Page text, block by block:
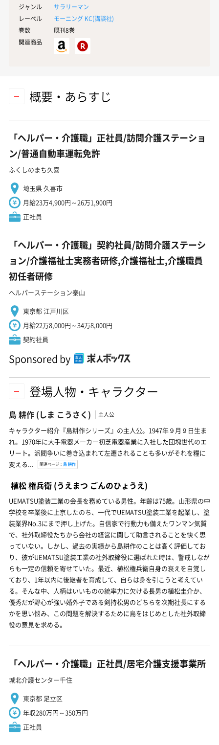
ジャンル
サラリーマン
レーベル
モーニング KC(講談社)
巻数
既刊8巻
関連商品
概要・あらすじ
「ヘルパー・介護職」正社員/訪問介護ステーショ
ン/普通自動車運転免許
ふくしのまち久喜
埼玉県 久喜市
月給23万4,900円～26万1,900円
正社員
「ヘルパー・介護職」契約社員/訪問介護ステーシ
ョン/介護福祉士実務者研修,介護福祉士,介護職員
初任者研修
ヘルパーステーション泰山
東京都 江戸川区
月給22万8,000円～34万8,000円
契約社員
Sponsored by
登場人物・キャラクター
島 耕作 (しま こうさく) 主人公
キャラクター紹介『島耕作シリーズ』の主人公。1947年９月９日生ま
れ。1970年に大手電器メーカー初芝電器産業に入社した団塊世代のエ
リート。派閥争いに巻き込まれて左遷されることも多いがそれを糧に
変える...
関連ページ： 島 耕作
植松 権兵衛 (うえまつ ごんのひょうえ)
UEMATSU塗装工業の会長を務めている男性。年齢は75歳。山形県の中
学校を卒業後に上京したのち、一代でUEMATSU塗装工業を起業し、塗
装業界No.3にまで押し上げた。自信家で行動力も備えたワンマン気質
で、社外取締役たちから会社の経営に関して助言されることを快く思
っていない。しかし、過去の実績から島耕作のことは高く評価してお
り、彼がUEMATSU塗装工業の社外取締役に選ばれた時は、警戒しなが
らも一定の信頼を寄せていた。最近、植松権兵衛自身の衰えを自覚し
ており、1年以内に後継者を育成して、自らは身を引こうと考えてい
る。そんな中、人柄はいいものの統率力に欠ける長男の植松圭介か、
優秀だが野心が強い婚外子である剣持松男のどちらを次期社長にする
かを思い悩み、この問題を解決するために島をはじめとした社外取締
役の意見を求める。
「ヘルパー・介護職」正社員/居宅介護支援事業所
城北介護センター千住
東京都 足立区
年収280万円～350万円
正社員